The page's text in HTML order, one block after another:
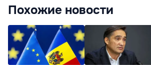
Похожие новости